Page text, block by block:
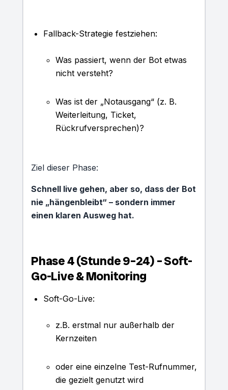
Fallback-Strategie festziehen:
Was passiert, wenn der Bot etwas
nicht versteht?
Was ist der „Notausgang“ (z. B.
Weiterleitung, Ticket,
Rückrufversprechen)?
Ziel dieser Phase:
Schnell live gehen, aber so, dass der Bot
nie „hängenbleibt“ – sondern immer
einen klaren Ausweg hat.
Phase 4 (Stunde 9–24) – Soft-
Go-Live & Monitoring
Soft-Go-Live:
z.B. erstmal nur außerhalb der
Kernzeiten
oder eine einzelne Test-Rufnummer,
die gezielt genutzt wird